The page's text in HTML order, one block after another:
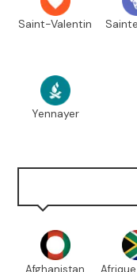
Saint-Valentin
Yennayer